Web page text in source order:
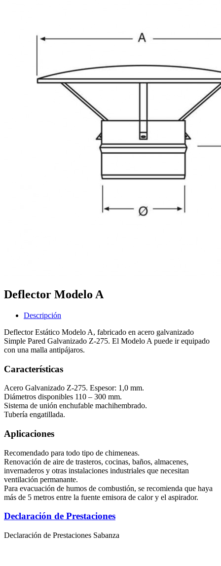
Deflector Modelo A
Descripción
Deflector Estático Modelo A, fabricado en acero galvanizado
Simple Pared Galvanizado Z-275. El Modelo A puede ir equipado
con una malla antipájaros.
Características
Acero Galvanizado Z-275. Espesor: 1,0 mm.
Diámetros disponibles 110 – 300 mm.
Sistema de unión enchufable machihembrado.
Tubería engatillada.
Aplicaciones
Recomendado para todo tipo de chimeneas.
Renovación de aire de trasteros, cocinas, baños, almacenes,
invernaderos y otras instalaciones industriales que necesitan
ventilación permanante.
Para evacuación de humos de combustión, se recomienda que haya
más de 5 metros entre la fuente emisora de calor y el aspirador.
Declaración de Prestaciones
Declaración de Prestaciones Sabanza